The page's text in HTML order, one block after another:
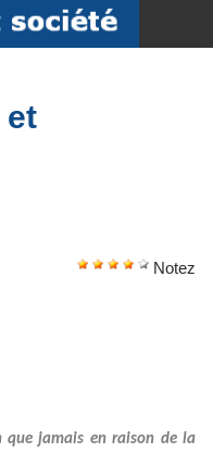
et
Notez
que jamais en raison de la